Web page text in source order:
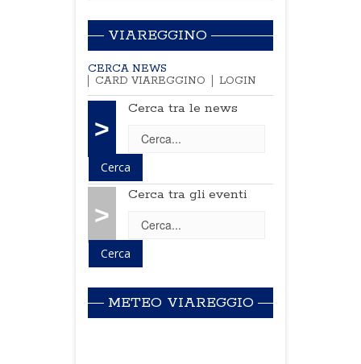
VIAREGGINO
CERCA NEWS
CARD VIAREGGINO
LOGIN
>
Cerca tra le news
>
Cerca tra gli eventi
METEO VIAREGGIO